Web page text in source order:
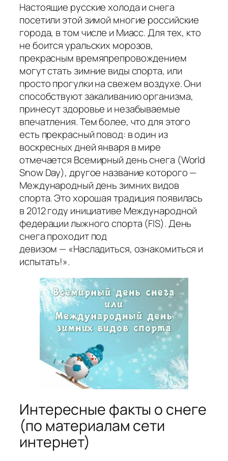
Настоящие русские холода и снега
посетили этой зимой многие российские
города, в том числе и Миасс. Для тех, кто
не боится уральских морозов,
прекрасным времяпрепровождением
могут стать зимние виды спорта, или
просто прогулки на свежем воздухе. Они
способствуют закаливанию организма,
принесут здоровье и незабываемые
впечатления. Тем более, что для этого
есть прекрасный повод: в один из
воскресных дней января в мире
отмечается Всемирный день снега (World
Snow Day), другое название которого —
Международный день зимних видов
спорта. Это хорошая традиция появилась
в 2012 году инициативе Международной
федерации лыжного спорта (FIS). День
снега проходит под
девизом — «Насладиться, ознакомиться и
испытать!».
Интересные факты о снеге
(по материалам сети
интернет)